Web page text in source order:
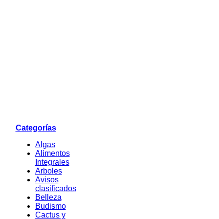
Categorías
Algas
Alimentos
Integrales
Arboles
Avisos
clasificados
Belleza
Budismo
Cactus y